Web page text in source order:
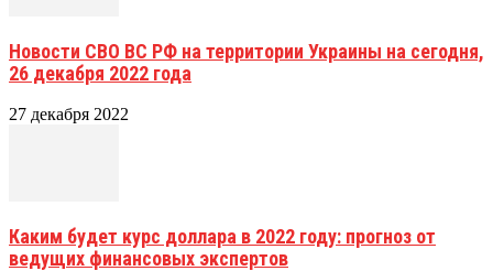
Новости СВО ВС РФ на территории Украины на сегодня,
26 декабря 2022 года
27 декабря 2022
Каким будет курс доллара в 2022 году: прогноз от
ведущих финансовых экспертов